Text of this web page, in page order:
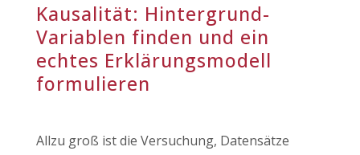
Kausalität: Hintergrund-
Variablen finden und ein
echtes Erklärungsmodell
formulieren
Allzu groß ist die Versuchung, Datensätze